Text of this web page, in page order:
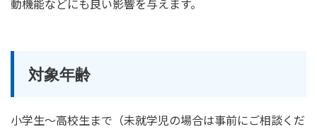
動機能などにも良い影響を与えます。
対象年齢
小学生～高校生まで（未就学児の場合は事前にご相談くだ